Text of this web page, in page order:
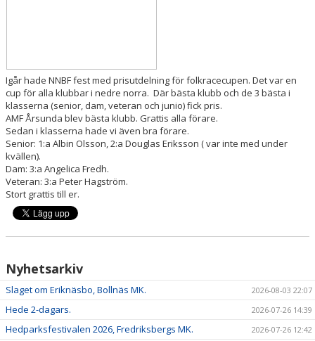
Igår hade NNBF fest med prisutdelning för folkracecupen. Det var en
cup för alla klubbar i nedre norra. Där bästa klubb och de 3 bästa i
klasserna (senior, dam, veteran och junio) fick pris.
AMF Årsunda blev bästa klubb. Grattis alla förare.
Sedan i klasserna hade vi även bra förare.
Senior: 1:a Albin Olsson, 2:a Douglas Eriksson ( var inte med under
kvällen).
Dam: 3:a Angelica Fredh.
Veteran: 3:a Peter Hagström.
Stort grattis till er.
Nyhetsarkiv
Slaget om Eriknäsbo, Bollnäs MK. 2026-08-03 22:07
Hede 2-dagars. 2026-07-26 14:39
Hedparksfestivalen 2026, Fredriksbergs MK. 2026-07-26 12:42